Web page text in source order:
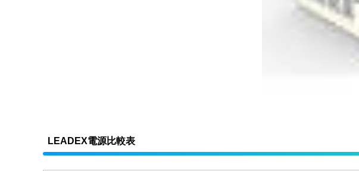
LEADEX電源比較表